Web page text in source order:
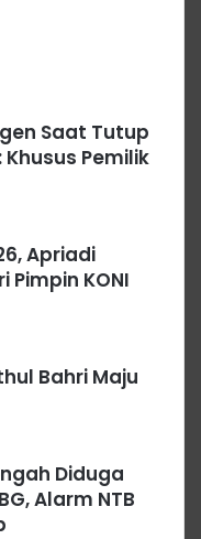
Saat Tutup
Pemilik
Apriadi
Pimpin KONI
Bahri Maju
Diduga
Alarm NTB